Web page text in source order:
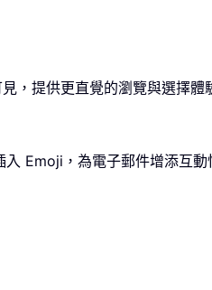
，提供更直覺的瀏覽與選擇體
Emoji，為電子郵件增添互動